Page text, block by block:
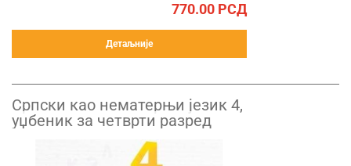
770.00 РСД
Детаљније
Српски као нематерњи језик 4,
уџбеник за четврти разред